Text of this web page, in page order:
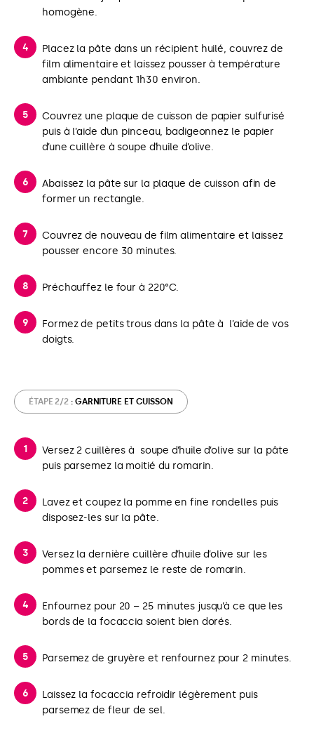
homogène.
Placez la pâte dans un récipient huilé, couvrez de
film alimentaire et laissez pousser à température
ambiante pendant 1h30 environ.
Couvrez une plaque de cuisson de papier sulfurisé
puis à l’aide d’un pinceau, badigeonnez le papier
d’une cuillère à soupe d’huile d’olive.
Abaissez la pâte sur la plaque de cuisson afin de
former un rectangle.
Couvrez de nouveau de film alimentaire et laissez
pousser encore 30 minutes.
Préchauffez le four à 220°C.
Formez de petits trous dans la pâte à l’aide de vos
doigts.
ÉTAPE 2/2 : GARNITURE ET CUISSON
Versez 2 cuillères à soupe d’huile d’olive sur la pâte
puis parsemez la moitié du romarin.
Lavez et coupez la pomme en fine rondelles puis
disposez-les sur la pâte.
Versez la dernière cuillère d’huile d’olive sur les
pommes et parsemez le reste de romarin.
Enfournez pour 20 – 25 minutes jusqu’à ce que les
bords de la focaccia soient bien dorés.
Parsemez de gruyère et renfournez pour 2 minutes.
Laissez la focaccia refroidir légèrement puis
parsemez de fleur de sel.